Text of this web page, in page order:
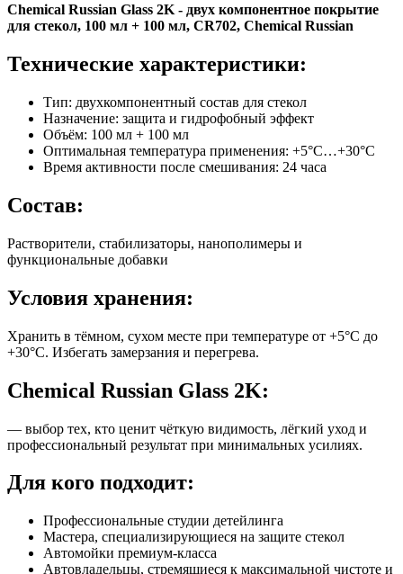
Chemical Russian Glass 2K - двух компонентное покрытие
для стекол, 100 мл + 100 мл, CR702, Chemical Russian
Технические характеристики:
Тип: двухкомпонентный состав для стекол
Назначение: защита и гидрофобный эффект
Объём: 100 мл + 100 мл
Оптимальная температура применения: +5°C…+30°C
Время активности после смешивания: 24 часа
Состав:
Растворители, стабилизаторы, нанополимеры и
функциональные добавки
Условия хранения:
Хранить в тёмном, сухом месте при температуре от +5°C до
+30°C. Избегать замерзания и перегрева.
Chemical Russian Glass 2K:
— выбор тех, кто ценит чёткую видимость, лёгкий уход и
профессиональный результат при минимальных усилиях.
Для кого подходит:
Профессиональные студии детейлинга
Мастера, специализирующиеся на защите стекол
Автомойки премиум-класса
Автовладельцы, стремящиеся к максимальной чистоте и